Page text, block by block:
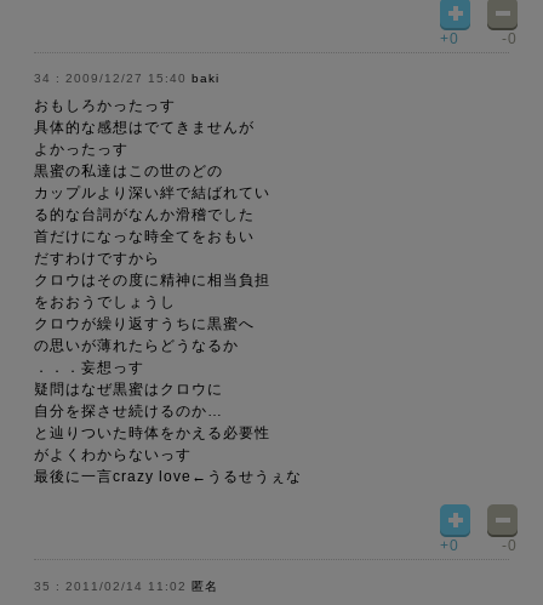
+0 -0
2009/12/27 15:40 baki
おもしろかったっす
具体的な感想はでてきませんが
よかったっす
黒蜜の私達はこの世のどの
カップルより深い絆で結ばれてい
る的な台詞がなんか滑稽でした
首だけになっな時全てをおもい
だすわけですから
クロウはその度に精神に相当負担
をおおうでしょうし
クロウが繰り返すうちに黒蜜へ
の思いが薄れたらどうなるか
．．．妄想っす
疑問はなぜ黒蜜はクロウに
自分を探させ続けるのか…
と辿りついた時体をかえる必要性
がよくわからないっす
最後に一言crazy love←うるせうぇな
+0 -0
2011/02/14 11:02 匿名